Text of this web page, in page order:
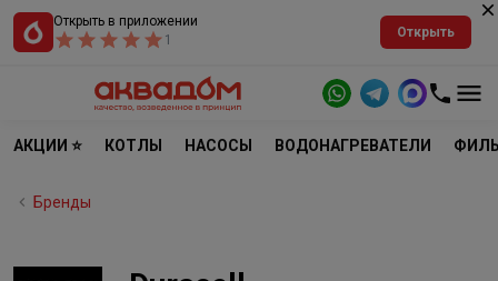
Открыть в приложении
1
Открыть
АКЦИИ ⭐ КОТЛЫ НАСОСЫ ВОДОНАГРЕВАТЕЛИ
Бренды